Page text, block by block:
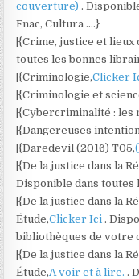
couverture).
Fnac, Cultura ….}
|{Crime, justice et lieux
toutes les bonnes
|{Criminologie,Clicker
|{Criminologie et
|{Cybercriminalité : les
|{Dangereuses
|{Daredevil (2016) T05,
|{De la justice dans la
Disponible dans
|{De la justice dans la
Étude,Clicker Ici.
bibliothèques de votre
|{De la justice dans la
Étude,A voir et à lire..